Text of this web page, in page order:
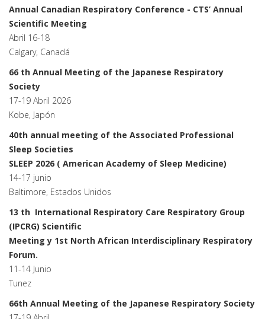
Annual Canadian Respiratory Conference - CTS’ Annual
Scientific Meeting
Abril 16-18
Calgary, Canadá
66 th Annual Meeting of the Japanese Respiratory
Society
17-19 Abril 2026
Kobe, Japón
40th annual meeting of the Associated Professional
Sleep Societies
SLEEP 2026 ( American Academy of Sleep Medicine)
14-17 junio
Baltimore, Estados Unidos
13 th International Respiratory Care Respiratory Group
(IPCRG) Scientific
Meeting y 1st North African Interdisciplinary Respiratory
Forum.
11-14 Junio
Tunez
66th Annual Meeting of the Japanese Respiratory Society